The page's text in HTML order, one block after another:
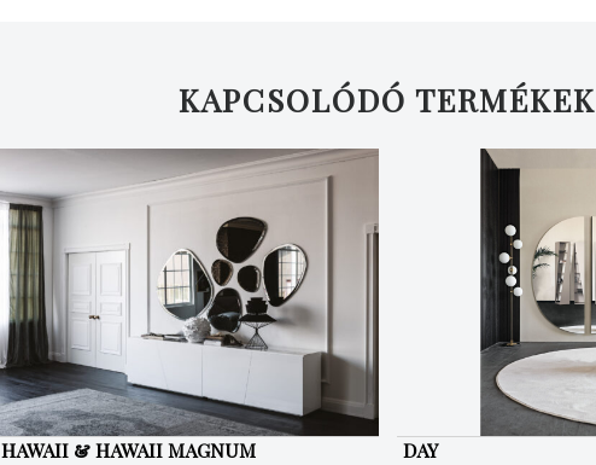
KAPCSOLÓDÓ TERMÉKEK
HAWAII & HAWAII MAGNUM DAY